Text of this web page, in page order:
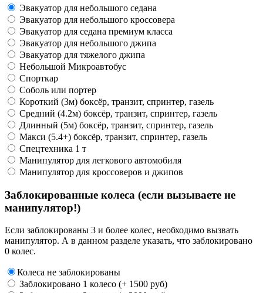
Эвакуатор для небольшого седана
Эвакуатор для небольшого кроссовера
Эвакуатор для седана премиум класса
Эвакуатор для небольшого джипа
Эвакуатор для тяжелого джипа
Небольшой Микроавтобус
Спорткар
Соболь или портер
Короткий (3м) боксёр, транзит, спринтер, газель
Средний (4.2м) боксёр, транзит, спринтер, газель
Длинный (5м) боксёр, транзит, спринтер, газель
Макси (5.4+) боксёр, транзит, спринтер, газель
Спецтехника 1 т
Манипулятор для легкового автомобиля
Манипулятор для кроссоверов и джипов
Заблокированные колеса (если вызываете не
манипулятор!)
Если заблокированы 3 и более колес, необходимо вызвать
манипулятор. А в данном разделе указать, что заблокировано
0 колес.
Колеса не заблокированы
Заблокировано 1 колесо (+ 1500 руб)